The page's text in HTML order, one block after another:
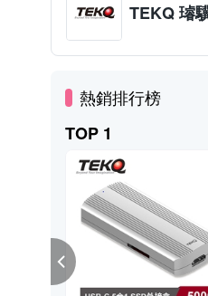
TEKQ 璿
熱銷排行榜
TOP 1